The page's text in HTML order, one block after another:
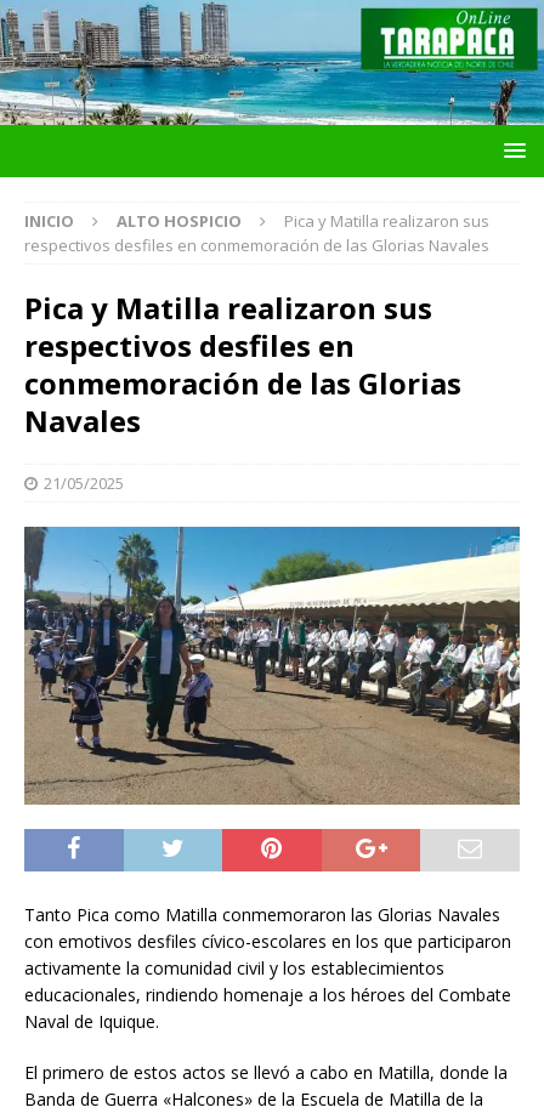
INICIO ALTO HOSPICIO
Pica y Matilla realizaron sus
respectivos desfiles en conmemoración de las Glorias Navales
Pica y Matilla realizaron sus
respectivos desfiles en
conmemoración de las Glorias
Navales
21/05/2025
Tanto Pica como Matilla conmemoraron las Glorias Navales
con emotivos desfiles cívico-escolares en los que participaron
activamente la comunidad civil y los establecimientos
educacionales, rindiendo homenaje a los héroes del Combate
Naval de Iquique.
El primero de estos actos se llevó a cabo en Matilla, donde la
Banda de Guerra «Halcones» de la Escuela de Matilla de la